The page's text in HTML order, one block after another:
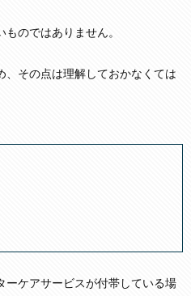
のではありません。
、その点は理解しておかなくては
ーケアサービスが付帯している場